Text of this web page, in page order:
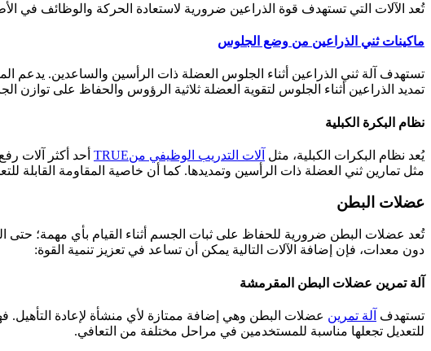
تُعد الآلات التي تستهدف قوة الذراعين ضرورية لاستعادة الحركة والوظائف في
ماكينات ثني الذراعين من وضع الجلوس
تستهدف آلة ثني الذراعين أثناء الجلوس العضلة ذات الرأسين والساعدين.
تمديد الذراعين أثناء الجلوس لتقوية العضلة ثلاثية الرؤوس والحفاظ على توازن
نظام البكرة الكبلية
يُعد نظام البكرات الكبلية، مثل آلات التدريب الوظيفي منTRUE
أحد أكثر آلات
مثل تمارين ثني العضلة ذات الرأسين وتمديدها. كما أن خاصية المقاومة
عضلات البطن
تُعد عضلات البطن ضرورية للحفاظ على ثبات الجسم أثناء القيام بأي مهمة؛
دون معدات، فإن إضافة الآلات التالية يمكن أن تساعد في تعزيز تنمية القوة:
آلة تمرين عضلات البطن المقرمشة
تستهدف آلة تمرين عضلات البطن وهي إضافة ممتازة لأي منشأة لإعادة التأهيل.
للتعديل تجعلها مناسبة للمستخدمين في مراحل مختلفة من التعافي.